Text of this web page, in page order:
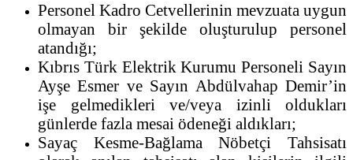
Personel Kadro Cetvellerinin mevzuata uygun
olmayan bir şekilde oluşturulup personel
atandığı;
Kıbrıs Türk Elektrik Kurumu Personeli Sayın
Ayşe Esmer ve Sayın Abdülvahap Demir’in
işe gelmedikleri ve/veya izinli oldukları
günlerde fazla mesai ödeneği aldıkları;
Sayaç Kesme-Bağlama Nöbetçi Tahsisatı